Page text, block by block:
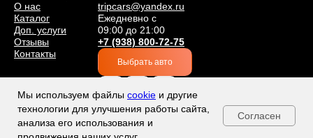
Мы используем файлы cookie и другие
технологии для улучшения работы сайта,
анализа его использования и
Cогласен
О нас
Каталог
Доп. услуги
Отзывы
Контакты
tripcars@yandex.ru
Ежедневно с
09:00 до 21:00
+7 (938) 800-72-75
Выбрать авто
*Instagram (запрещён
в России, принадлежит Meta)